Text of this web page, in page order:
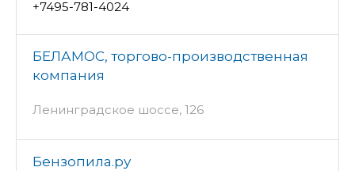
+7495-781-4024
БЕЛАМОС, торгово-производственная
компания
Ленинградское шоссе, 126
Бензопила.ру